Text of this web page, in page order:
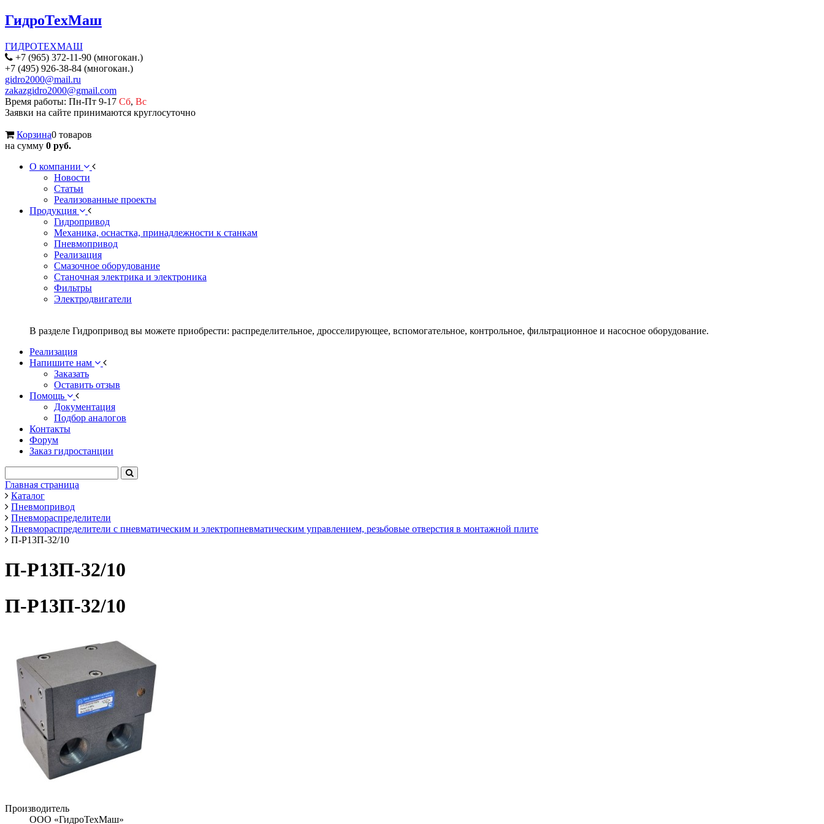
ГидроТехМаш
ГИДРОТЕХМАШ
+7 (965) 372-11-90 (многокан.)
+7 (495) 926-38-84 (многокан.)
gidro2000@mail.ru
zakazgidro2000@gmail.com
Время работы: Пн-Пт 9-17 Сб, Вс
Заявки на сайте принимаются круглосуточно
Корзина0 товаров
на сумму 0 руб.
О компании
Новости
Статьи
Реализованные проекты
Продукция
Гидропривод
Механика, оснастка, принадлежности к станкам
Пневмопривод
Реализация
Смазочное оборудование
Станочная электрика и электроника
Фильтры
Электродвигатели
В разделе Гидропривод вы можете приобрести: распределительное, дросселирующее, вспомогательное, контрольное, фильтрационное и насосное оборудование.
Реализация
Напишите нам
Заказать
Оставить отзыв
Помощь
Документация
Подбор аналогов
Контакты
Форум
Заказ гидростанции
Главная страница
Каталог
Пневмопривод
Пневмораспределители
Пневмораспределители с пневматическим и электропневматическим управлением, резьбовые отверстия в монтажной плите
П-Р13П-32/10
П-Р13П-32/10
П-Р13П-32/10
Производитель
ООО «ГидроТехМаш»